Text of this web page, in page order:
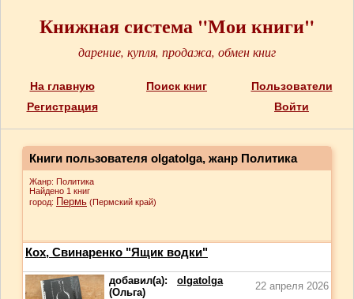
Книжная система "Мои книги"
дарение, купля, продажа, обмен книг
На главную Поиск книг
Пользователи
Регистрация
Войти
Книги пользователя olgatolga, жанр Политика
Жанр: Политика
Найдено 1 книг
город: Пермь (Пермский край)
Кох, Свинаренко "Ящик водки"
добавил(а): olgatolga
(Ольга)
22 апреля 2026